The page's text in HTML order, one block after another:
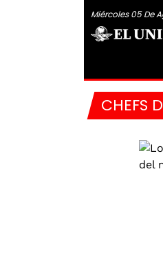
Miércoles 05 De
CHEFS